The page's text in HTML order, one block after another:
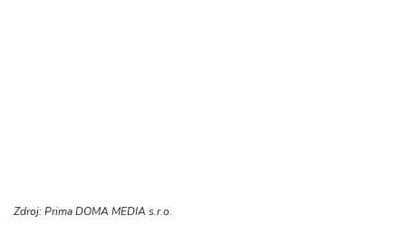
Zdroj: Prima DOMA MEDIA s.r.o.